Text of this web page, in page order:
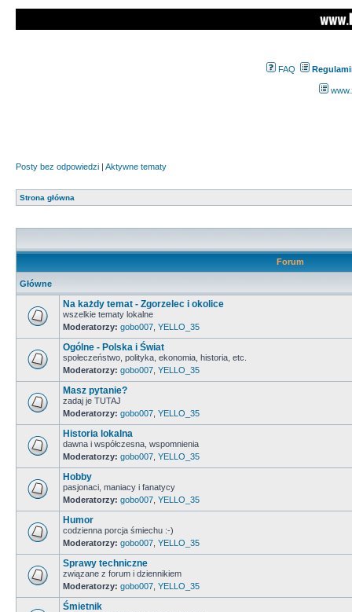
FAQ
Posty bez odpowiedzi | Aktywne tematy
Strona główna
Forum
Główne
Na każdy temat - Zgorzelec i okolice
wszelkie tematy lokalne
Moderatorzy: gobo007 YELLO_35
Ogólne - Polska i Świat
społeczeństwo, polityka, ekonomia, historia, etc.
Moderatorzy: gobo007 YELLO_35
Masz pytanie?
zadaj je TUTAJ
Moderatorzy: gobo007 YELLO_35
Historia lokalna
dawna i współczesna, wspomnienia
Moderatorzy: gobo007 YELLO_35
Hobby
pasjonaci, maniacy i fanatycy
Moderatorzy: gobo007 YELLO_35
Humor
codzienna porcja śmiechu :-)
Moderatorzy: gobo007 YELLO_35
Sprawy techniczne
związane z forum i dziennikiem
Moderatorzy: gobo007 YELLO_35
Śmietnik